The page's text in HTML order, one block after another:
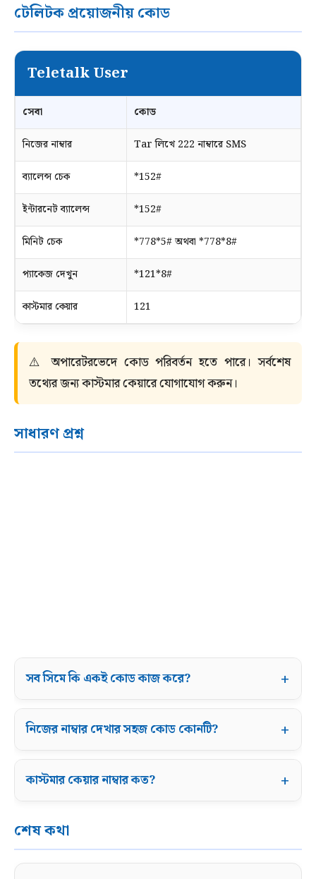
টেলিটক প্রয়োজনীয় কোড
Teletalk User
সেবা কোড
নিজের নাম্বার Tar লিখে 222 নাম্বারে SMS
ব্যালেন্স চেক *152#
ইন্টারনেট ব্যালেন্স *152#
মিনিট চেক *778*5# অথবা *778*8#
প্যাকেজ দেখুন *121*8#
কাস্টমার কেয়ার 121
⚠️ অপারেটরভেদে কোড পরিবর্তন হতে পারে। সর্বশেষ
তথ্যের জন্য কাস্টমার কেয়ারে যোগাযোগ করুন।
সাধারণ প্রশ্ন
সব সিমে কি একই কোড কাজ করে?
নিজের নাম্বার দেখার সহজ কোড কোনটি?
কাস্টমার কেয়ার নাম্বার কত?
শেষ কথা